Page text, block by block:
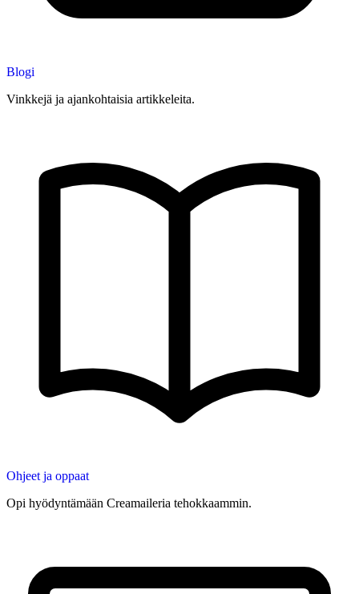
Blogi
Vinkkejä ja ajankohtaisia artikkeleita.
Ohjeet ja oppaat
Opi hyödyntämään Creamaileria tehokkaammin.